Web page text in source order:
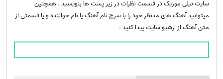
سایت نیلی موزیک در قسمت نظرات در زیر پست ها بنویسید . همچنین
میتوانید آهنگ های مدنظر خود را با سرچ نام آهنگ یا نام خواننده و یا قسمتی از
متن آهنگ از ارشیو سایت پیدا کنید .